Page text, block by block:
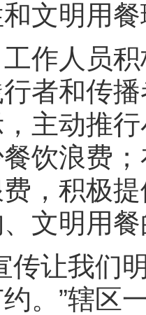
文明用
人员积
者和传
主动推
饮浪费
，积极
文明用
让我们明
。”辖区